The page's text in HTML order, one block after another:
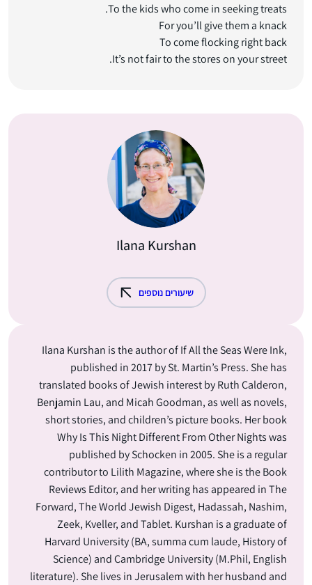
To the kids who come in seeking treats.
For you’ll give them a knack
To come flocking right back
It’s not fair to the stores on your street.
Ilana Kurshan
שיעורים נוספים
Ilana Kurshan is the author of If All the Seas Were Ink,
published in 2017 by St. Martin’s Press. She has
translated books of Jewish interest by Ruth Calderon,
Benjamin Lau, and Micah Goodman, as well as novels,
short stories, and children’s picture books. Her book
Why Is This Night Different From Other Nights was
published by Schocken in 2005. She is a regular
contributor to Lilith Magazine, where she is the Book
Reviews Editor, and her writing has appeared in The
Forward, The World Jewish Digest, Hadassah, Nashim,
Zeek, Kveller, and Tablet. Kurshan is a graduate of
Harvard University (BA, summa cum laude, History of
Science) and Cambridge University (M.Phil, English
literature). She lives in Jerusalem with her husband and